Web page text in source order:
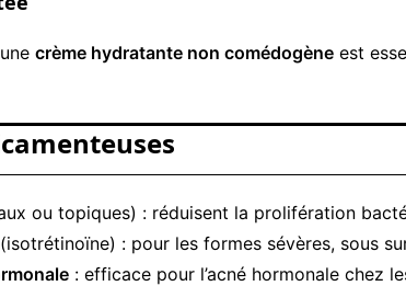
crème hydratante non comédogène est
ou topiques) : réduisent la prolifération
(isotrétinoïne) : pour les formes sévères, sous
: efficace pour l’acné hormonale chez